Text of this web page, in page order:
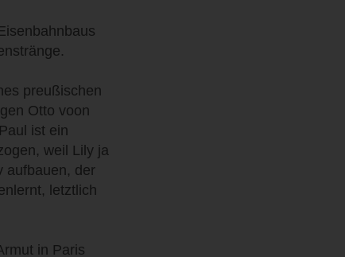
preußischen
Otto voon
ist ein
weil Lily ja
aufbauen, der
letztlich
in Paris